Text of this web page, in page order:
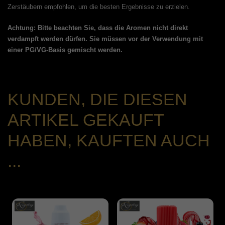
Zerstäubern empfohlen, um die besten Ergebnisse zu erzielen.
Achtung: Bitte beachten Sie, dass die Aromen nicht direkt
verdampft werden dürfen. Sie müssen vor der Verwendung mit
einer PG/VG-Basis gemischt werden.
KUNDEN, DIE DIESEN
ARTIKEL GEKAUFT
HABEN, KAUFTEN AUCH
...